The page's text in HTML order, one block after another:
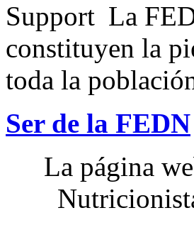
La
constituyen la
toda la
Ser de la FEDN
La página